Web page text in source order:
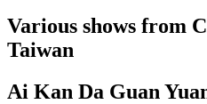
Various shows from
Taiwan
Ai Kan Da Guan